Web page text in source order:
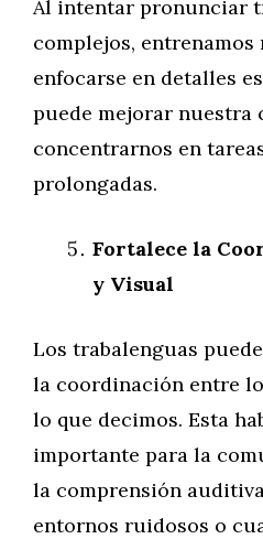
Al intentar pronunciar
complejos,
enfocarse en detalles
puede mejorar nuestra
concentrarnos en
prolongadas.
Fortalece la
y Visual
Los trabalenguas
la coordinación entre
lo que decimos. Esta
importante para la
la comprensión
entornos ruidosos o